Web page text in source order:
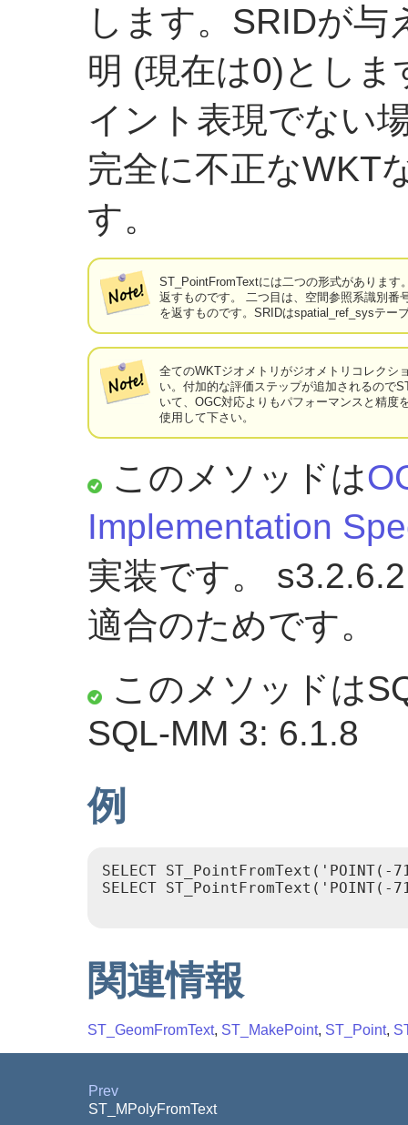
します。SRIDが
明 (現在は0)とし
イント表現でない
完全に不正なWKT
す。
ST_PointFromTextには二つの形式がありま
返すものです。 二つ目は、空間参照系識別番
を返すものです。SRIDはspatial_ref_sysテー
全てのWKTジオメトリがジオメトリコレクシ
い。付加的な評価ステップが追加されるので
いて、OGC対応よりもパフォーマンスと精度
使用して下さい。
このメソッドは
Implementation
実装です。
適合のためです。
このメソッドは
SQL-MM 3: 6.1.8
例
SELECT
SELECT
関連情報
ST_GeomFromText, ST_MakePoint, ST_Point,
Prev
ST_MPolyFromText